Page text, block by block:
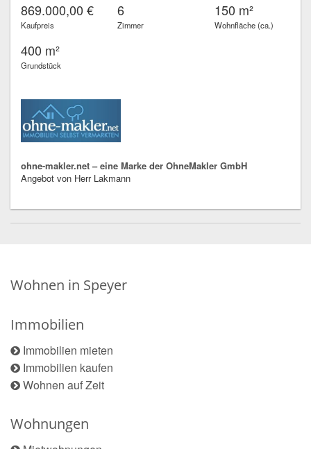
869.000,00 €
Kaufpreis
6
Zimmer
150 m²
Wohnfläche (ca.)
400 m²
Grundstück
ohne-makler.net – eine Marke der OhneMakler GmbH
Angebot von Herr Lakmann
Wohnen in Speyer
Immobilien
Immobilien mieten
Immobilien kaufen
Wohnen auf Zeit
Wohnungen